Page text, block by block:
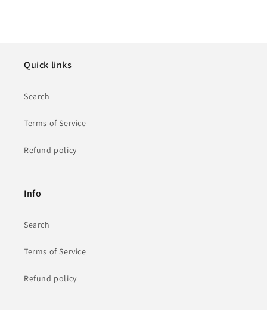
Quick links
Search
Terms of Service
Refund policy
Info
Search
Terms of Service
Refund policy